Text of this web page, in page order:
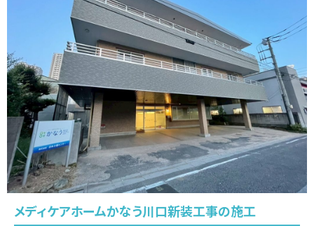
メディケアホームかなう川口新装工事の施工